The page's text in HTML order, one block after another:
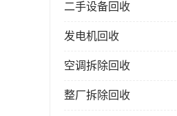
二手设备回收
发电机回收
空调拆除回收
整厂拆除回收